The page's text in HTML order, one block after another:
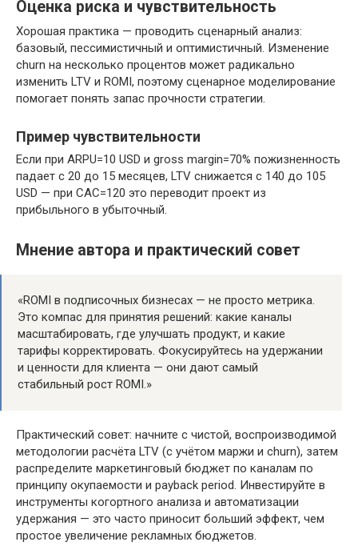
Оценка риска и чувствительность
Хорошая практика — проводить сценарный анализ:
базовый, пессимистичный и оптимистичный. Изменение
churn на несколько процентов может радикально
изменить LTV и ROMI, поэтому сценарное моделирование
помогает понять запас прочности стратегии.
Пример чувствительности
Если при ARPU=10 USD и gross margin=70% пожизненность
падает с 20 до 15 месяцев, LTV снижается с 140 до 105
USD — при CAC=120 это переводит проект из
прибыльного в убыточный.
Мнение автора и практический совет
«ROMI в подписочных бизнесах — не просто метрика.
Это компас для принятия решений: какие каналы
масштабировать, где улучшать продукт, и какие
тарифы корректировать. Фокусируйтесь на удержании
и ценности для клиента — они дают самый
стабильный рост ROMI.»
Практический совет: начните с чистой, воспроизводимой
методологии расчёта LTV (с учётом маржи и churn), затем
распределите маркетинговый бюджет по каналам по
принципу окупаемости и payback period. Инвестируйте в
инструменты когортного анализа и автоматизации
удержания — это часто приносит больший эффект, чем
простое увеличение рекламных бюджетов.